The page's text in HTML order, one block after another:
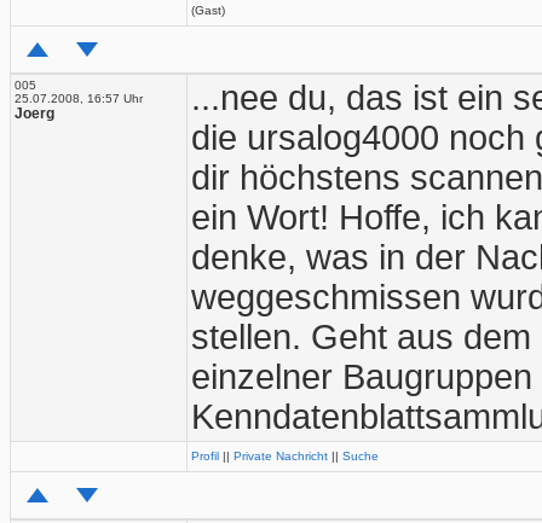
(Gast)
005
25.07.2008, 16:57 Uhr
Joerg
...nee du, das ist ein
die ursalog4000 noch
dir höchstens
ein Wort! Hoffe, ich
denke, was in der
weggeschmissen
stellen. Geht aus
einzelner
Profil || Private Nachricht || Suche